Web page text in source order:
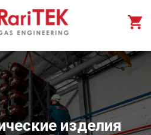
изделия